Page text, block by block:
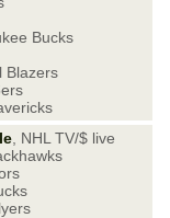
Bucks
Blazers
, NHL TV/$ live